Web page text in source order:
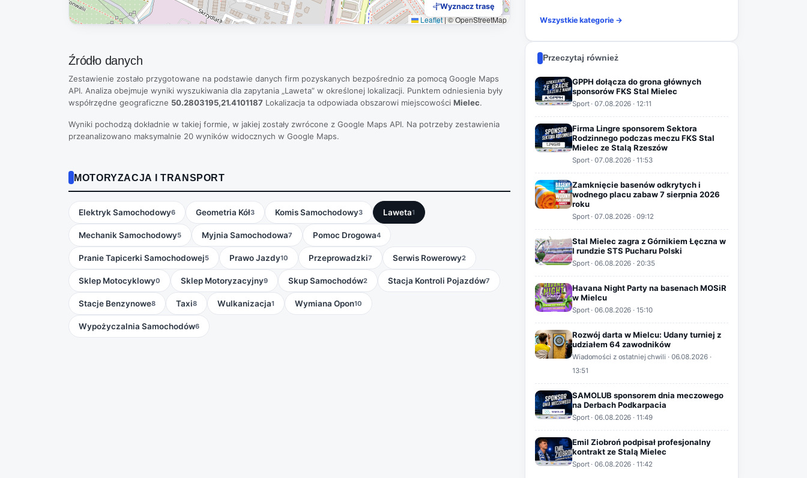
Leaflet|© OpenStreetMap
Wyznacz trasę
Źródło danych
Zestawienie zostało przygotowane na podstawie danych firm pozyskanych bezpośrednio za pomocą Google Maps
API. Analiza obejmuje wyniki wyszukiwania dla zapytania „Laweta” w określonej lokalizacji. Punktem odniesienia były
współrzędne geograficzne 50.2803195,21.4101187 Lokalizacja ta odpowiada obszarowi miejscowości Mielec.
Wyniki pochodzą dokładnie w takiej formie, w jakiej zostały zwrócone z Google Maps API. Na potrzeby zestawienia
przeanalizowano maksymalnie 20 wyników widocznych w Google Maps.
MOTORYZACJA I TRANSPORT
Elektryk Samochodowy6 Geometria Kół3 Komis Samochodowy3 Laweta1
Mechanik Samochodowy5 Myjnia Samochodowa7 Pomoc Drogowa4
Pranie Tapicerki Samochodowej5 Prawo Jazdy10 Przeprowadzki7 Serwis Rowerowy2
Sklep Motocyklowy0 Sklep Motoryzacyjny9 Skup Samochodów2 Stacja Kontroli Pojazdów7
Stacje Benzynowe8 Taxi8 Wulkanizacja1 Wymiana Opon10
Wypożyczalnia Samochodów6
Wszystkie kategorie →
Przeczytaj również
GPPH dołącza do grona głównych
sponsorów FKS Stal Mielec
Sport·07.08.2026 · 12:11
Firma Lingre sponsorem Sektora
Rodzinnego podczas meczu FKS Stal
Mielec ze Stalą Rzeszów
Sport·07.08.2026 · 11:53
Zamknięcie basenów odkrytych i
wodnego placu zabaw 7 sierpnia 2026
roku
Sport·07.08.2026 · 09:12
Stal Mielec zagra z Górnikiem Łęczna w
I rundzie STS Pucharu Polski
Sport·06.08.2026 · 20:35
Havana Night Party na basenach MOSiR
w Mielcu
Sport·06.08.2026 · 15:10
Rozwój darta w Mielcu: Udany turniej z
udziałem 64 zawodników
Wiadomości z ostatniej chwili · 06.08.2026·
13:51
SAMOLUB sponsorem dnia meczowego
na Derbach Podkarpacia
Sport·06.08.2026 · 11:49
Emil Ziobroń podpisał profesjonalny
kontrakt ze Stalą Mielec
Sport·06.08.2026 · 11:42